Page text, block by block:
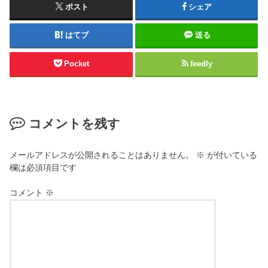
ポスト シェア
はてブ 送る
Pocket feedly
コメントを残す
メールアドレスが公開されることはありません。 ※ が付いている
欄は必須項目です
コメント ※